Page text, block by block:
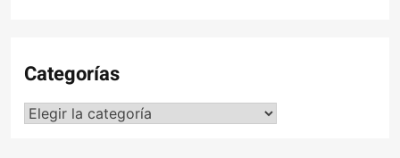
Categorías
Categorías